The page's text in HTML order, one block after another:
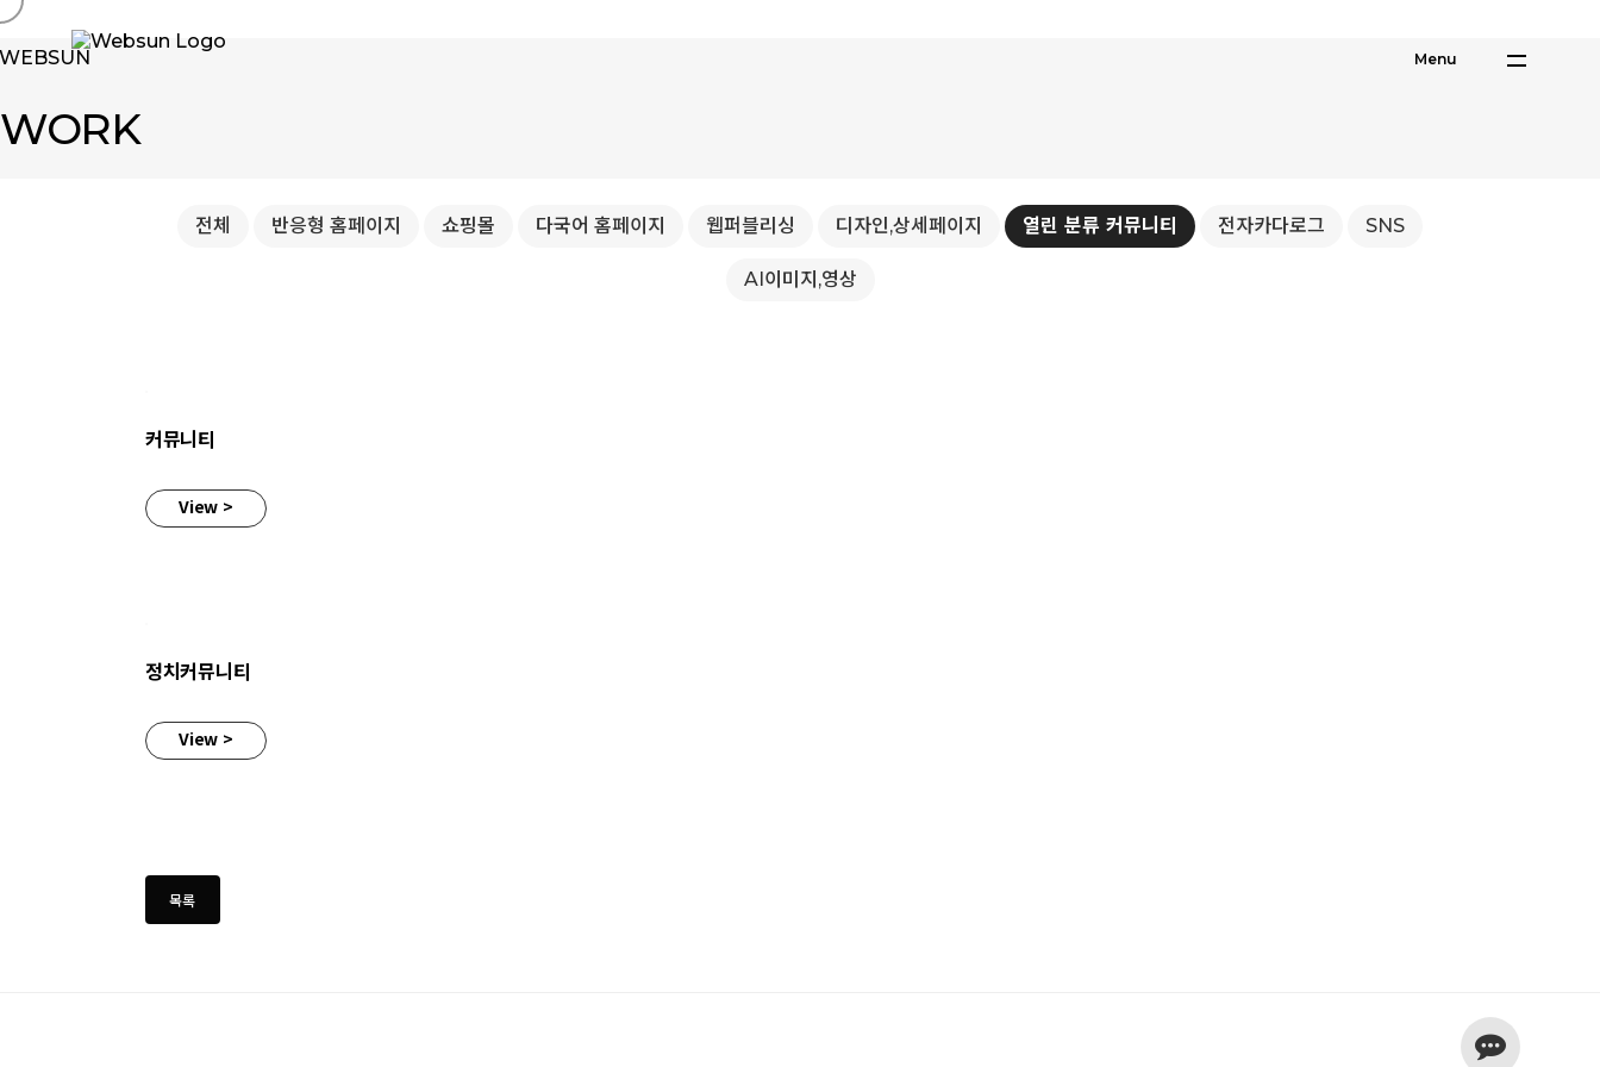
Menu
WEBSUN
WORK
전체 반응형 홈페이지 쇼핑몰 다국어 홈페이지 웹퍼블리싱 디자인,상세페이지 열린 분류 커뮤니티 전자카다로그 SNS
AI이미지,영상
커뮤니티
View >
정치커뮤니티
정치커뮤니티
View >